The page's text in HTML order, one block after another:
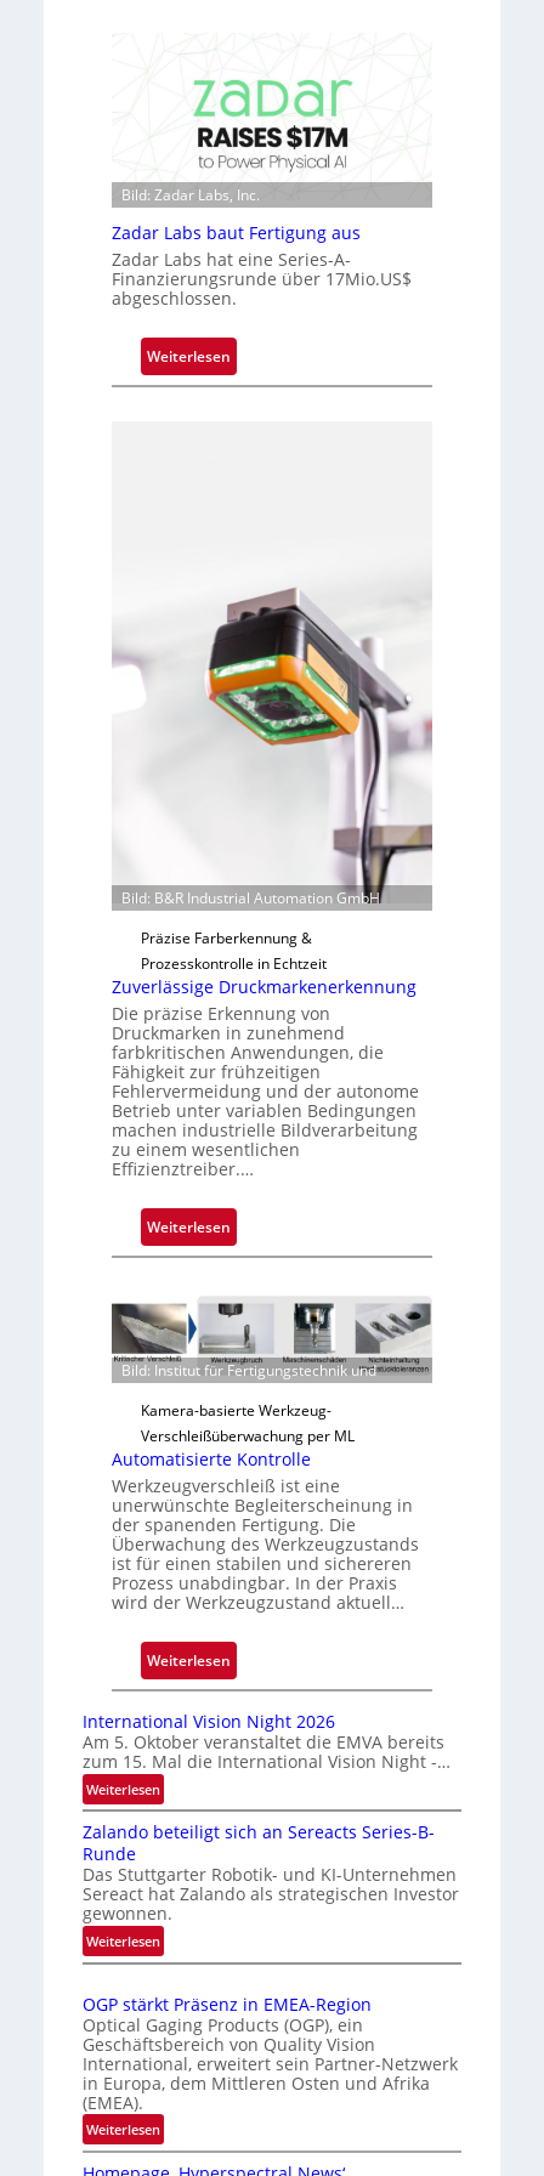
a
r
k
V
i
s
i
o
n
o
c
h
i
p
a
n
b
o
n
a
i
Bild: Zadar Labs, Inc.
Zadar Labs baut Fertigung aus
Zadar Labs hat eine Series-A-
Finanzierungsrunde über 17Mio.US$
abgeschlossen.
Weiterlesen:
Z
b
u
t
F
n
g
a
u
s
Bild: B&R Industrial Automation GmbH
Präzise Farberkennung &
Prozesskontrolle in Echtzeit
Zuverlässige Druckmarkenerkennung
Die präzise Erkennung von
Druckmarken in zunehmend
farbkritischen Anwendungen, die
Fähigkeit zur frühzeitigen
Fehlervermeidung und der autonome
Betrieb unter variablen Bedingungen
machen industrielle Bildverarbeitung
zu einem wesentlichen
Effizienztreiber.…
Weiterlesen:
Z
v
r
l
ä
s
s
i
g
e
D
r
u
k
m
r
k
n
e
r
k
n
n
g
Bild: Institut für Fertigungstechnik und
Kamera-basierte Werkzeug-
Verschleißüberwachung per ML
Automatisierte Kontrolle
Werkzeugverschleiß ist eine
unerwünschte Begleiterscheinung in
der spanenden Fertigung. Die
Überwachung des Werkzeugzustands
ist für einen stabilen und sichereren
Prozess unabdingbar. In der Praxis
wird der Werkzeugzustand aktuell…
Weiterlesen:
A
t
o
a
t
s
r
e
K
o
n
o
International Vision Night 2026
Am 5. Oktober veranstaltet die EMVA bereits
zum 15. Mal die International Vision Night -…
Weiterlesen:
I
n
e
r
n
a
o
n
a
l
V
i
s
Zalando beteiligt sich an Sereacts Series-B-
Runde
Das Stuttgarter Robotik- und KI-Unternehmen
Sereact hat Zalando als strategischen Investor
gewonnen.
Weiterlesen:
Z
l
a
n
d
b
e
t
OGP stärkt Präsenz in EMEA-Region
Optical Gaging Products (OGP), ein
Geschäftsbereich von Quality Vision
International, erweitert sein Partner-Netzwerk
in Europa, dem Mittleren Osten und Afrika
(EMEA).
Weiterlesen:
O